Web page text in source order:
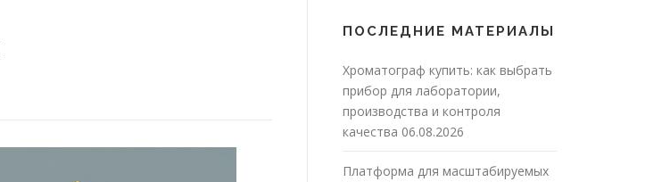
ПОСЛЕДНИЕ МАТЕРИАЛЫ
Хроматограф купить: как выбрать
прибор для лаборатории,
производства и контроля
качества 06.08.2026
Платформа для масштабируемых